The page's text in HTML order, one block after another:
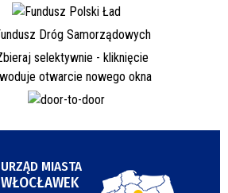
URZĄD MIASTA
WŁOCŁAWEK